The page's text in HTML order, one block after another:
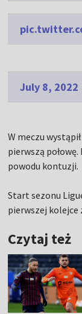
July 8, 2022
W meczu
pierwszą
powodu kontuzji.
Start sezonu
pierwszej kolejce
Czytaj też